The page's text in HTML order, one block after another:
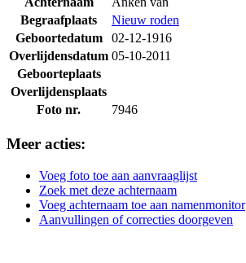
Begraafplaats
Nieuw roden
Geboortedatum
02-12-1916
Overlijdensdatum 05-10-2011
Geboorteplaats
Overlijdensplaats
Foto nr.
7946
Meer acties:
Voeg foto toe aan aanvraaglijst
Zoek met deze achternaam
Voeg achternaam toe aan namenmonitor
Aanvullingen of correcties doorgeven